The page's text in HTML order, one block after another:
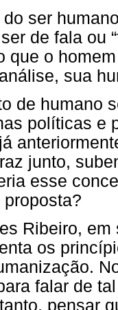
ser
de fala ou
que o
sua
de humano
políticas e
junto,
esse
proposta?
Ribeiro,
os
falar de
pensar